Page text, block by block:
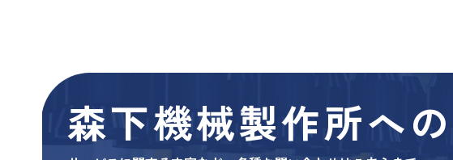
森下機械製作所への